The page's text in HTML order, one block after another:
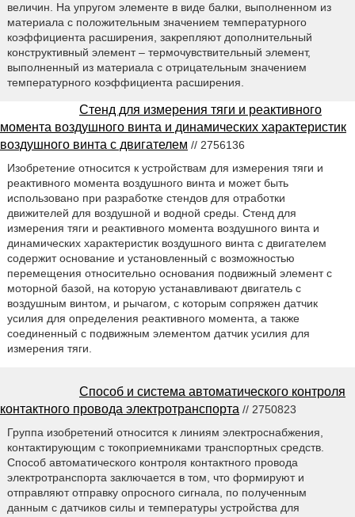
величин. На упругом элементе в виде балки, выполненном из
материала с положительным значением температурного
коэффициента расширения, закрепляют дополнительный
конструктивный элемент – термочувствительный элемент,
выполненный из материала с отрицательным значением
температурного коэффициента расширения.
Стенд для измерения тяги и реактивного
момента воздушного винта и динамических характеристик
воздушного винта с двигателем // 2756136
Изобретение относится к устройствам для измерения тяги и
реактивного момента воздушного винта и может быть
использовано при разработке стендов для отработки
движителей для воздушной и водной среды. Стенд для
измерения тяги и реактивного момента воздушного винта и
динамических характеристик воздушного винта с двигателем
содержит основание и установленный с возможностью
перемещения относительно основания подвижный элемент с
моторной базой, на которую устанавливают двигатель с
воздушным винтом, и рычагом, с которым сопряжен датчик
усилия для определения реактивного момента, а также
соединенный с подвижным элементом датчик усилия для
измерения тяги.
Способ и система автоматического контроля
контактного провода электротранспорта // 2750823
Группа изобретений относится к линиям электроснабжения,
контактирующим с токоприемниками транспортных средств.
Способ автоматического контроля контактного провода
электротранспорта заключается в том, что формируют и
отправляют отправку опросного сигнала, по полученным
данным с датчиков силы и температуры устройства для